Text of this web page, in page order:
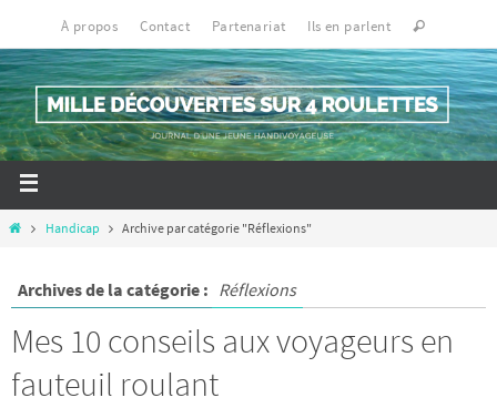
À propos Contact Partenariat Ils en parlent
Handicap Archive par catégorie "Réflexions"
Archives de la catégorie : Réflexions
Mes 10 conseils aux voyageurs en
fauteuil roulant